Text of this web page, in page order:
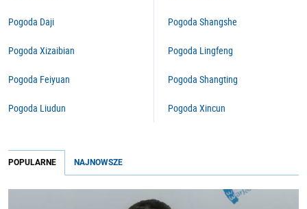
Pogoda Daji
Pogoda Xizaibian
Pogoda Feiyuan
Pogoda Liudun
Pogoda Shangshe
Pogoda Lingfeng
Pogoda Shangting
Pogoda Xincun
POPULARNE NAJNOWSZE